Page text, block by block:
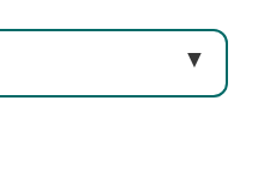
▼